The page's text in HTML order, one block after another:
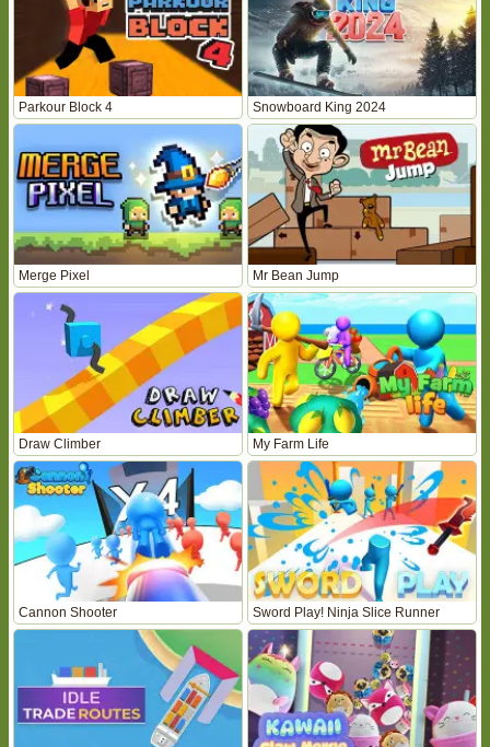
Parkour Block 4 Snowboard King 2024
Merge Pixel Mr Bean Jump
Draw Climber My Farm Life
Cannon Shooter Sword Play! Ninja Slice Runner